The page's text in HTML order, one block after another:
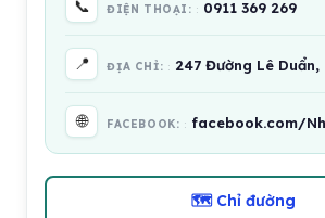
📞 ĐIỆN THOẠI: 0911 369 269
📍 ĐỊA CHỈ: 247 Đường Lê Duẩn,
🌐 FACEBOOK: facebook.com/
🗺 Chỉ đường